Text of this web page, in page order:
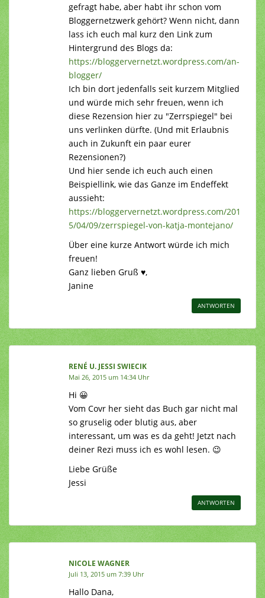
gefragt habe, aber habt ihr schon vom
Bloggernetzwerk gehört? Wenn nicht, dann
lass ich euch mal kurz den Link zum
Hintergrund des Blogs da:
https://bloggervernetzt.wordpress.com/an-
blogger/
Ich bin dort jedenfalls seit kurzem Mitglied
und würde mich sehr freuen, wenn ich
diese Rezension hier zu "Zerrspiegel" bei
uns verlinken dürfte. (Und mit Erlaubnis
auch in Zukunft ein paar eurer
Rezensionen?)
Und hier sende ich euch auch einen
Beispiellink, wie das Ganze im Endeffekt
aussieht:
https://bloggervernetzt.wordpress.com/201
5/04/09/zerrspiegel-von-katja-montejano/
Über eine kurze Antwort würde ich mich
freuen!
Ganz lieben Gruß ♥,
Janine
ANTWORTEN
RENÉ U. JESSI SWIECIK
Mai 26, 2015 um 14:34 Uhr
Hi 😀
Vom Covr her sieht das Buch gar nicht mal
so gruselig oder blutig aus, aber
interessant, um was es da geht! Jetzt nach
deiner Rezi muss ich es wohl lesen. 😉
Liebe Grüße
Jessi
ANTWORTEN
NICOLE WAGNER
Juli 13, 2015 um 7:39 Uhr
Hallo Dana,